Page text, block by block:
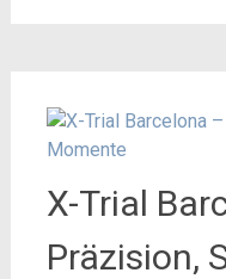
X-Trial
Präzision,